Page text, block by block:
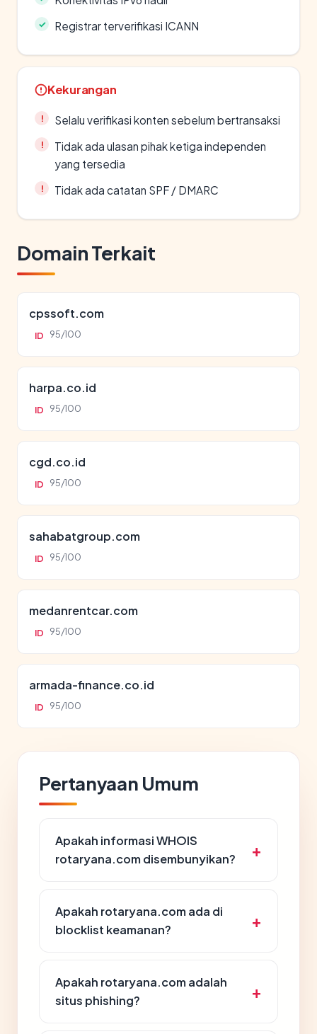
Registrar terverifikasi ICANN
Kekurangan
Selalu verifikasi konten sebelum bertransaksi
Tidak ada ulasan pihak ketiga independen
yang tersedia
Tidak ada catatan SPF / DMARC
Domain Terkait
cpssoft.com
ID 95/100
harpa.co.id
ID 95/100
cgd.co.id
ID 95/100
sahabatgroup.com
ID 95/100
medanrentcar.com
ID 95/100
armada-finance.co.id
ID 95/100
Pertanyaan Umum
Apakah informasi WHOIS
rotaryana.com disembunyikan?
Apakah rotaryana.com ada di
blocklist keamanan?
Apakah rotaryana.com adalah
situs phishing?